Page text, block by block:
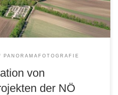
PANORAMAFOTOGRAFIE
von
der NÖ